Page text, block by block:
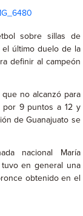
sobre sillas de
el último duelo de la
definir al campeón
no alcanzó para
por 9 puntos a 12 y
de Guanajuato se
nacional María
tuvo en general una
obtenido en el